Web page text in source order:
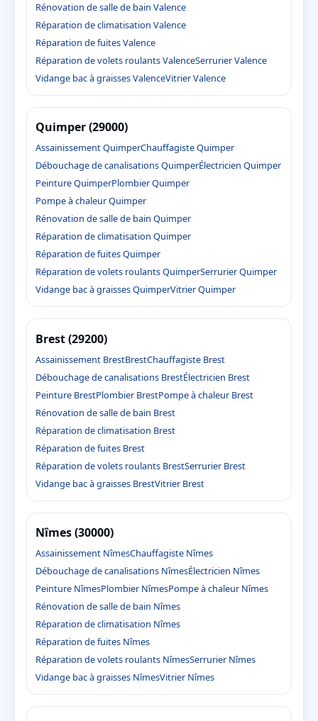
Rénovation de salle de bain Valence
Réparation de climatisation Valence
Réparation de fuites Valence
Réparation de volets roulants ValenceSerrurier Valence
Vidange bac à graisses ValenceVitrier Valence
Quimper (29000)
Assainissement QuimperChauffagiste Quimper
Débouchage de canalisations QuimperÉlectricien Quimper
Peinture QuimperPlombier Quimper
Pompe à chaleur Quimper
Rénovation de salle de bain Quimper
Réparation de climatisation Quimper
Réparation de fuites Quimper
Réparation de volets roulants QuimperSerrurier Quimper
Vidange bac à graisses QuimperVitrier Quimper
Brest (29200)
Assainissement BrestBrestChauffagiste Brest
Débouchage de canalisations BrestÉlectricien Brest
Peinture BrestPlombier BrestPompe à chaleur Brest
Rénovation de salle de bain Brest
Réparation de climatisation Brest
Réparation de fuites Brest
Réparation de volets roulants BrestSerrurier Brest
Vidange bac à graisses BrestVitrier Brest
Nîmes (30000)
Assainissement NîmesChauffagiste Nîmes
Débouchage de canalisations NîmesÉlectricien Nîmes
Peinture NîmesPlombier NîmesPompe à chaleur Nîmes
Rénovation de salle de bain Nîmes
Réparation de climatisation Nîmes
Réparation de fuites Nîmes
Réparation de volets roulants NîmesSerrurier Nîmes
Vidange bac à graisses NîmesVitrier Nîmes